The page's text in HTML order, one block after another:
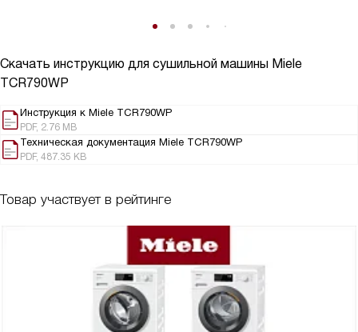
Скачать инструкцию для сушильной машины Miele
TCR790WP
Инструкция к Miele TCR790WP
PDF, 2.76 MB
Техническая документация Miele TCR790WP
PDF, 487.35 KB
Товар участвует в рейтинге